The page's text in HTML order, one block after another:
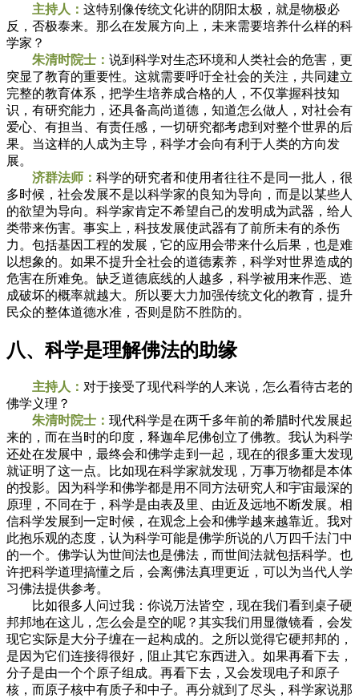
主持人： 这特别像传统文化讲的阴阳太极，就是物极必
反，否极泰来。那么在发展方向上，未来需要培养什么样的科
学家？
朱清时院士： 说到科学对生态环境和人类社会的危害，更
突显了教育的重要性。这就需要呼吁全社会的关注，共同建立
完整的教育体系，把学生培养成合格的人，不仅掌握科技知
识，有研究能力，还具备高尚道德，知道怎么做人，对社会有
爱心、有担当、有责任感，一切研究都考虑到对整个世界的后
果。当这样的人成为主导，科学才会向有利于人类的方向发
展。
济群法师： 科学的研究者和使用者往往不是同一批人，很
多时候，社会发展不是以科学家的良知为导向，而是以某些人
的欲望为导向。科学家肯定不希望自己的发明成为武器，给人
类带来伤害。事实上，科技发展使武器有了前所未有的杀伤
力。包括基因工程的发展，它的应用会带来什么后果，也是难
以想象的。如果不提升全社会的道德素养，科学对世界造成的
危害在所难免。缺乏道德底线的人越多，科学被用来作恶、造
成破坏的概率就越大。所以要大力加强传统文化的教育，提升
民众的整体道德水准，否则是防不胜防的。
八、科学是理解佛法的助缘
主持人： 对于接受了现代科学的人来说，怎么看待古老的
佛学义理？
朱清时院士： 现代科学是在两千多年前的希腊时代发展起
来的，而在当时的印度，释迦牟尼佛创立了佛教。我认为科学
还处在发展中，最终会和佛学走到一起，现在的很多重大发现
就证明了这一点。比如现在科学家就发现，万事万物都是本体
的投影。因为科学和佛学都是用不同方法研究人和宇宙最深的
原理，不同在于，科学是由表及里、由近及远地不断发展。相
信科学发展到一定时候，在观念上会和佛学越来越靠近。我对
此抱乐观的态度，认为科学可能是佛学所说的八万四千法门中
的一个。佛学认为世间法也是佛法，而世间法就包括科学。也
许把科学道理搞懂之后，会离佛法真理更近，可以为当代人学
习佛法提供参考。
比如很多人问过我：你说万法皆空，现在我们看到桌子硬
邦邦地在这儿，怎么会是空的呢？其实我们用显微镜看，会发
现它实际是大分子缠在一起构成的。之所以觉得它硬邦邦的，
是因为它们连接得很好，阻止其它东西进入。如果再看下去，
分子是由一个个原子组成。再看下去，又会发现电子和原子
核，而原子核中有质子和中子。再分就到了尽头，科学家说那